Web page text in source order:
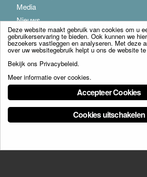
Media
Nieuws
© Copyright - Franciscus Huis Weert B.V. - webdesign:
Deze website maakt gebruik van cookies om u
gebruikerservaring te bieden. Ook kunnen we
bezoekers vastleggen en analyseren. Met deze
over uw websitegebruik helpt u ons de website
Bekijk ons Privacybeleid.
Meer informatie over cookies.
Accepteer Cookies
Cookies uitschakelen